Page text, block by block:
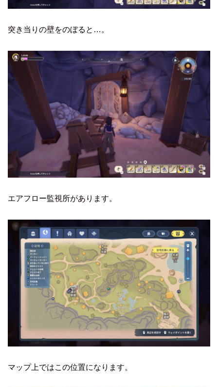
突き当りの壁をのぼると…。
エアフロー監視所があります。
マップ上ではこの位置になります。